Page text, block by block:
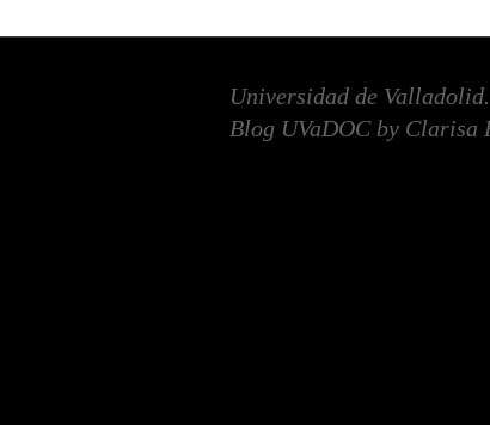
Universidad de
Blog UVaDOC by Clarisa